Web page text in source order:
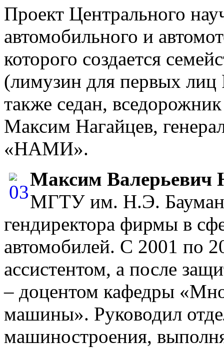
Проект Центрального
автомобильного и
которого создается
(лимузин для первых лиц
также седан,
Максим Нагайцев,
«НАМИ».
Максим Валерьевич
МГТУ им. Н.Э.
гендиректора фирмы в
автомобилей. С 2001 по
ассистентом, а после
– доцентом кафедры
машины». Руководил
машиностроения,